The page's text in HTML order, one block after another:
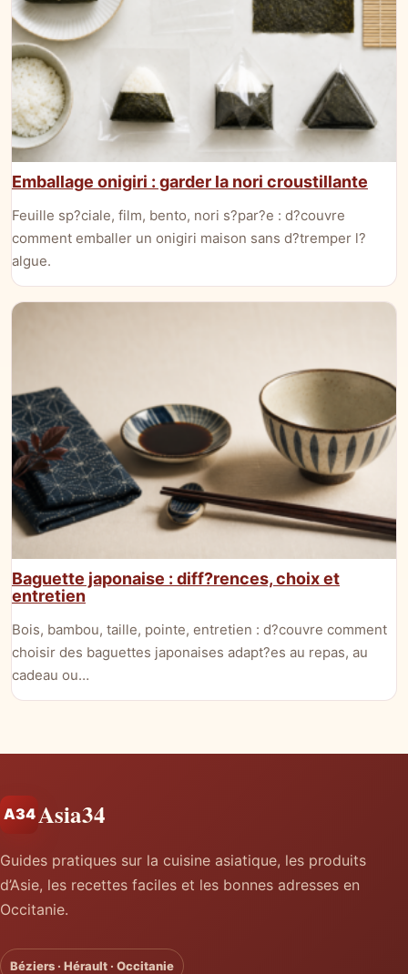
Emballage onigiri : garder la nori croustillante
Feuille sp?ciale, film, bento, nori s?par?e : d?couvre
comment emballer un onigiri maison sans d?tremper l?
algue.
Baguette japonaise : diff?rences, choix et
entretien
Bois, bambou, taille, pointe, entretien : d?couvre comment
choisir des baguettes japonaises adapt?es au repas, au
cadeau ou…
A34Asia34
Guides pratiques sur la cuisine asiatique, les produits
d’Asie, les recettes faciles et les bonnes adresses en
Occitanie.
Béziers · Hérault · Occitanie